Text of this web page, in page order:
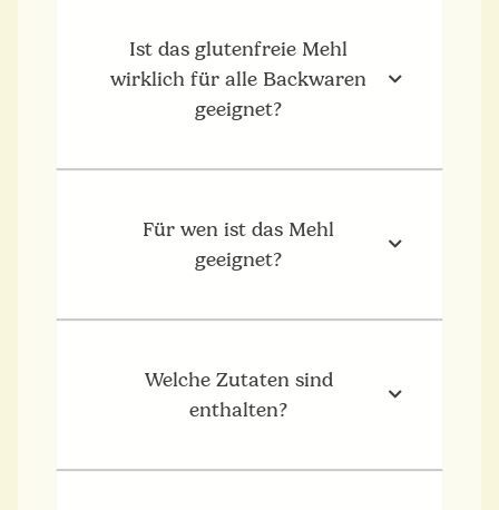
Ist das glutenfreie Mehl
wirklich für alle Backwaren
geeignet?
Für wen ist das Mehl
geeignet?
Welche Zutaten sind
enthalten?